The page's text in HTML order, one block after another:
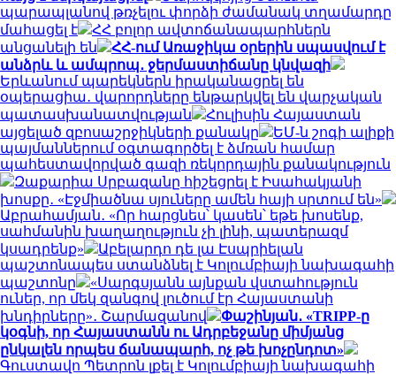
պարապլանով թռչելու փորձի ժամանակ տղամարդը
մահացել է
ՀՀ բոլոր ավտոճանապարհներն
անցանելի են
ՀՀ-ում Առաջիկա օրերին սպասվում է
անձրև և ամպրոպ․ ջերմաստիճանը կնվազի
Երևանում պարեկներն իրականացրել են
օպերացիա․ վարորդները ենթարկվել են վարչական
պատասխանատվության
Հուլիսին Հայաստան
այցելած զբոսաշրջիկների քանակը
ԵՄ-ն շոգի ալիքի
պայմաններում օգտագործել է ձմռան համար
պահեստավորված գազի ռեկորդային քանակություն
Զաքարիա Սրբազանը հիշեցրել է Իսահակյանի
խոսքը․ «Էջմիածնա սյուները ամեն հայի սրտում են»
Աբրահամյան․ «Որ հարցնես՝ կասեն՝ եթե խոսենք,
սահմանին խաղաղություն չի լինի, պատերազմ
կսադրենք»
Աբելարդո դե լա Էսպրիելան
պաշտոնապես ստանձնել է Կոլումբիայի նախագահի
պաշտոնը
«Սարգսյանն այնքան վստահություն
ուներ, որ մեկ զանգով լուծում էր Հայաստանի
խնդիրները»․ Շարմազանով
Փաշինյան․ «TRIPP-ը
կօգնի, որ Հայաստանն ու Ադրբեջանը միմյանց
ընկալեն որպես ճանապարհ, ոչ թե խոչընդոտ»
Գուստավո Պետրոն լքել է Կոլումբիայի նախագահի